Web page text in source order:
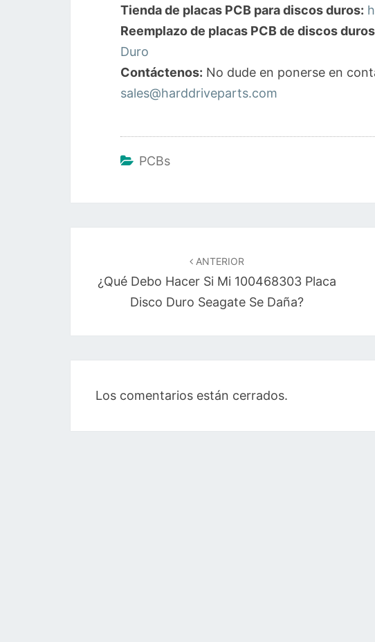
Tienda de placas PCB para discos duros:
Reemplazo de placas PCB de discos
Duro
Contáctenos: No dude en ponerse en
sales@harddriveparts.com
PCBs
entradas
ANTERIOR
¿Qué Debo Hacer Si Mi 100468303 Placa
Disco Duro Seagate Se Daña?
Los comentarios están cerrados.